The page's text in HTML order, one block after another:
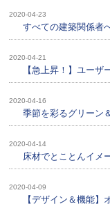
2020-04-23
すべての建築関係者
2020-04-21
【急上昇！】ユー
2020-04-16
季節を彩るグリーン
2020-04-14
床材でとことんイメ
2020-04-09
【デザイン＆機能】